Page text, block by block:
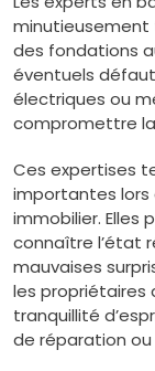
minutieusement
des fondations
éventuels
électriques ou
compromettre
Ces expertises
importantes lors
immobilier.
connaître l’état
mauvaises
les propriétaires
tranquillité
de réparation